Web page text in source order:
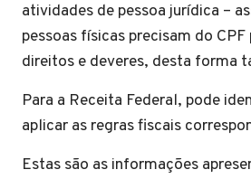
atividades de pessoa jurídica –
pessoas físicas precisam do CPF
direitos e deveres, desta forma
Para a Receita Federal, pode
aplicar as regras fiscais
Estas são as informações